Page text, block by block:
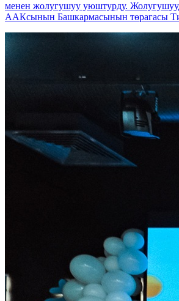
менен жолугушуу уюштурду.
ААКсынын Башкармасынын төрагасы